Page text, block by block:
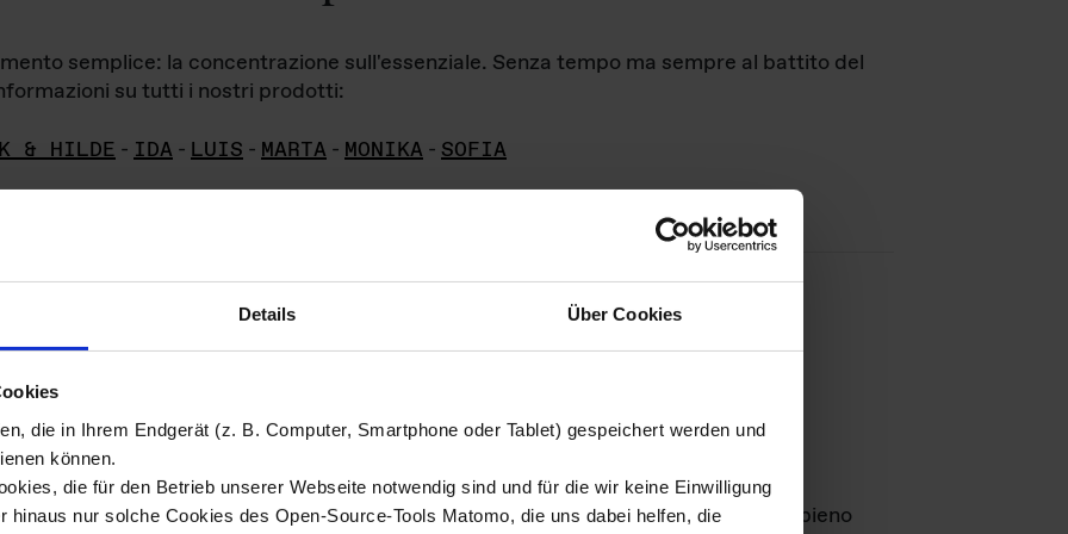
Details Über Cookies
die in Ihrem Endgerät (z. B. Computer, Smartphone oder Tablet) gespeichert werden und
können.
die für den Betrieb unserer Webseite notwendig sind und für die wir keine Einwilligung
hinaus nur solche Cookies des Open-Source-Tools Matomo, die uns dabei helfen, die
semplice: la concentrazione sull'essenziale. Senza tempo ma sempre al battito del
su tutti i nostri prodotti:
& HILDE - IDA - LUIS - MARTA - MONIKA - SOFIA
di immagini
materiale fotografico sono detenuti daDas ganze LebenGmbH e rimangono in pieno